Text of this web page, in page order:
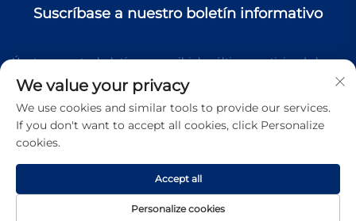
Suscríbase a nuestro boletín informativo
Únete a nuestro boletín para recibir las últimas noticias de la
industria, actualizaciones y perspectivas de nuestro equipo.
Copyright © 2026 Shanghai 3K Laser Technology Co., Ltd. Todos
los derechos reservados.Política de Privacidad
We value your privacy
We use cookies and similar tools to provide our services.
If you don't want to accept all cookies, click Personalize
cookies.
Personalize cookies
Accept all